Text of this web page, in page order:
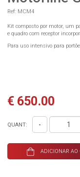
Ref: MCM4
Kit composto por motor, um
e quadro com receptor
Para uso intensivo para
€ 650.00
QUANT: -
ADICIONAR AO